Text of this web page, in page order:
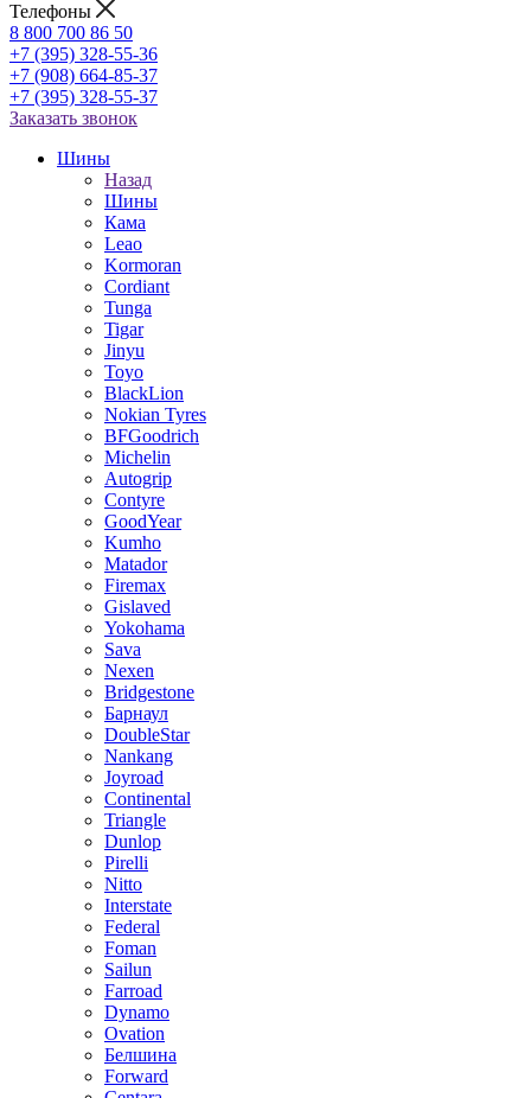
Телефоны
8 800 700 86 50
+7 (395) 328-55-36
+7 (908) 664-85-37
+7 (395) 328-55-37
Заказать звонок
Шины
Назад
Шины
Кама
Leao
Kormoran
Cordiant
Tunga
Tigar
Jinyu
Toyo
BlackLion
Nokian Tyres
BFGoodrich
Michelin
Autogrip
Contyre
GoodYear
Kumho
Matador
Firemax
Gislaved
Yokohama
Sava
Nexen
Bridgestone
Барнаул
DoubleStar
Nankang
Joyroad
Continental
Triangle
Dunlop
Pirelli
Nitto
Interstate
Federal
Foman
Sailun
Farroad
Dynamo
Ovation
Белшина
Forward